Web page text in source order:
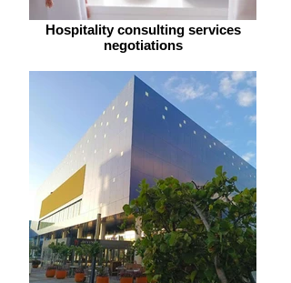
Hospitality consulting services
negotiations